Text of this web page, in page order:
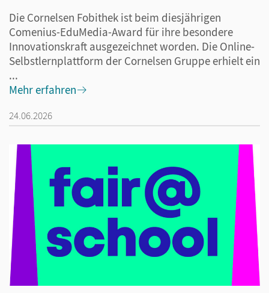
Die Cornelsen Fobithek ist beim diesjährigen
Comenius-EduMedia-Award für ihre besondere
Innovationskraft ausgezeichnet worden. Die Online-
Selbstlernplattform der Cornelsen Gruppe erhielt ein
...
Mehr erfahren
24.06.2026